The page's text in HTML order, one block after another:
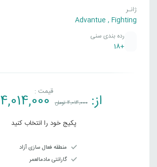
ژانـر
Advantue , Fighting
رده بندی سنی
+18
قیمت : از: 4,014,000تومان 4,014,000
پکیج خود را انتخاب کنید
منطقه فعال سازی آزاد
گارانتی مادمالعمر